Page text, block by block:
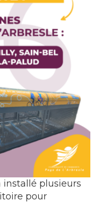
installé plusieurs
pour